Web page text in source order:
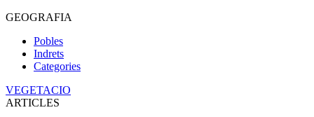
GEOGRAFIA
Pobles
Indrets
Categories
VEGETACIO
ARTICLES